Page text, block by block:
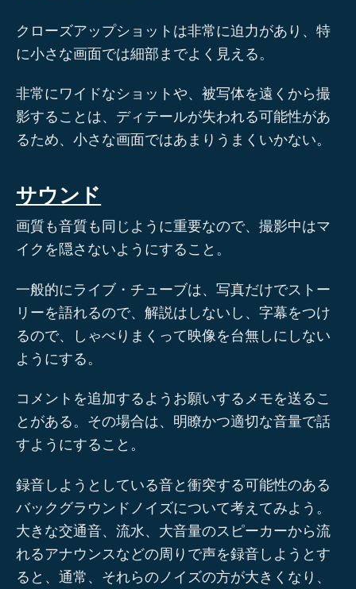
クローズアップショットは非常に迫力があり、特
に小さな画面では細部までよく見える。
非常にワイドなショットや、被写体を遠くから撮
影することは、ディテールが失われる可能性があ
るため、小さな画面ではあまりうまくいかない。
サウンド
画質も音質も同じように重要なので、撮影中はマ
イクを隠さないようにすること。
一般的にライブ・チューブは、写真だけでストー
リーを語れるので、解説はしないし、字幕をつけ
るので、しゃべりまくって映像を台無しにしない
ようにする。
コメントを追加するようお願いするメモを送るこ
とがある。その場合は、明瞭かつ適切な音量で話
すようにすること。
録音しようとしている音と衝突する可能性のある
バックグラウンドノイズについて考えてみよう。
大きな交通音、流水、大音量のスピーカーから流
れるアナウンスなどの周りで声を録音しようとす
ると、通常、それらのノイズの方が大きくなり、